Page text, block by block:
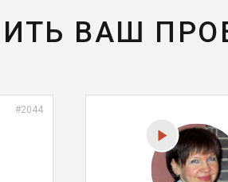
ВАШ
#2044